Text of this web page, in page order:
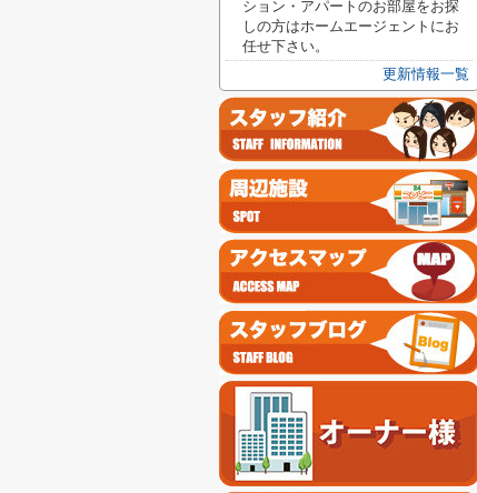
ション・アパートのお部屋をお探
しの方はホームエージェントにお
任せ下さい。
更新情報一覧